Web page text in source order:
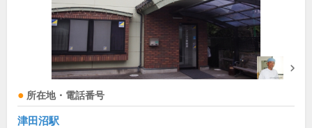
所在地・電話番号
津田沼駅